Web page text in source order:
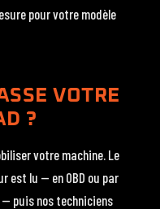
pour votre modèle
VOTRE
?
votre machine. Le
est lu — en OBD ou par
— puis nos techniciens